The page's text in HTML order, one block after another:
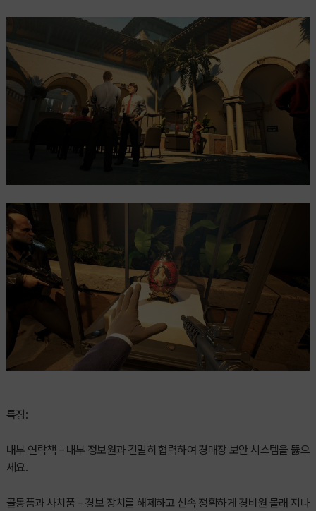
특징:
내부 연락책 – 내부 정보원과 긴밀히 협력하여 경매장 보안 시스템을 뚫으
세요.
골동품과 사치품 – 경보 장치를 해제하고 신속 정확하게 경비원 몰래 지나